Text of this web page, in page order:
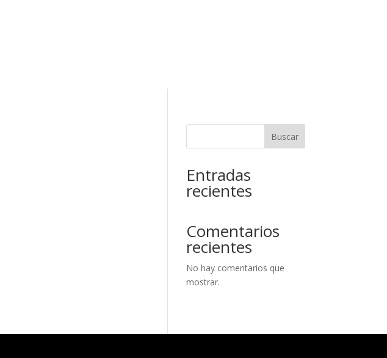
Buscar
Entradas
recientes
Comentarios
recientes
No hay comentarios que
mostrar.